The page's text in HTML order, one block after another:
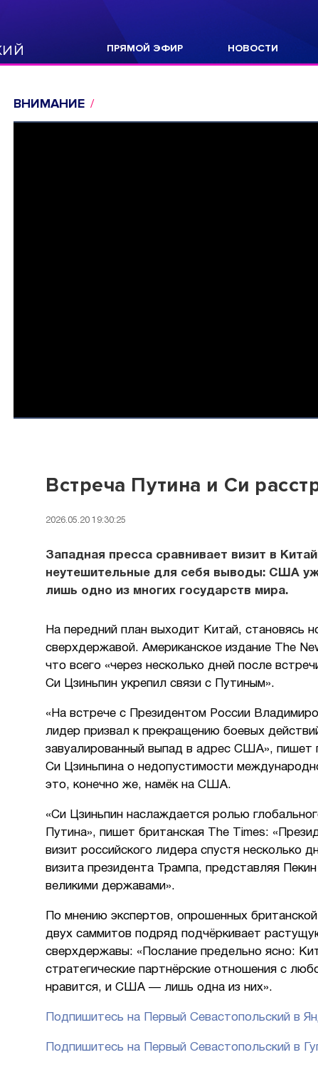
ПРЯМОЙ ЭФИР НОВОСТИ
ВНИМАНИЕ
Встреча Путина и Си
2026.05.20 19:30:25
Западная пресса сравнивает визит в
неутешительные для себя выводы: США
лишь одно из многих государств мира.
На передний план выходит Китай, становясь
сверхдержавой. Американское издание The
что всего «через несколько дней после
Си Цзиньпин укрепил связи с Путиным».
«На встрече с Президентом России
лидер призвал к прекращению боевых
завуалированный выпад в адрес США», пишет
Си Цзиньпина о недопустимости
это, конечно же, намёк на США.
«Си Цзиньпин наслаждается ролью
Путина», пишет британская The Times:
визит российского лидера спустя несколько
визита президента Трампа, представляя
великими державами».
По мнению экспертов, опрошенных
двух саммитов подряд подчёркивает
сверхдержавы: «Послание предельно ясно:
стратегические партнёрские отношения с
нравится, и США — лишь одна из них».
Подпишитесь на Первый Севастопольский в
Подпишитесь на Первый Севастопольский в